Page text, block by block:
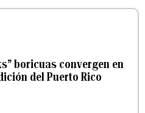
boricuas convergen en
del Puerto Rico